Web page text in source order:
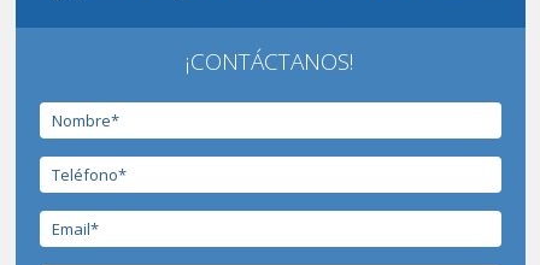
¡CONTÁCTANOS!